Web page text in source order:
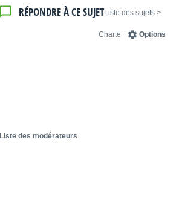
< Liste des sujets
RÉPONDRE À CE SUJET
Options
Charte
Liste des modérateurs